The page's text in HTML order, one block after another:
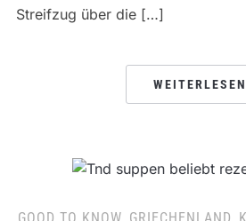
Streifzug über die […]
WEITERLESEN